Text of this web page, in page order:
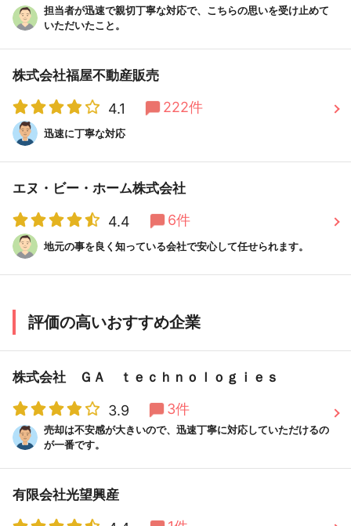
担当者が迅速で親切丁寧な対応で、こちらの思いを受け止めて
いただいたこと。
株式会社福屋不動産販売
4.1 222件
迅速に丁寧な対応
エヌ・ビー・ホーム株式会社
4.4 6件
地元の事を良く知っている会社で安心して任せられます。
評価の高いおすすめ企業
株式会社 ＧＡ ｔｅｃｈｎｏｌｏｇｉｅｓ
3.9 3件
売却は不安感が大きいので、迅速丁寧に対応していただけるの
が一番です。
有限会社光望興産